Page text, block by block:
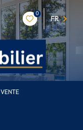
0
FR
VENTE